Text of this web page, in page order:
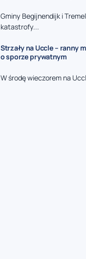
Gminy Begijnendijk i
katastrofy...
Strzały na Uccle – ranny
o sporze prywatnym
W środę wieczorem na